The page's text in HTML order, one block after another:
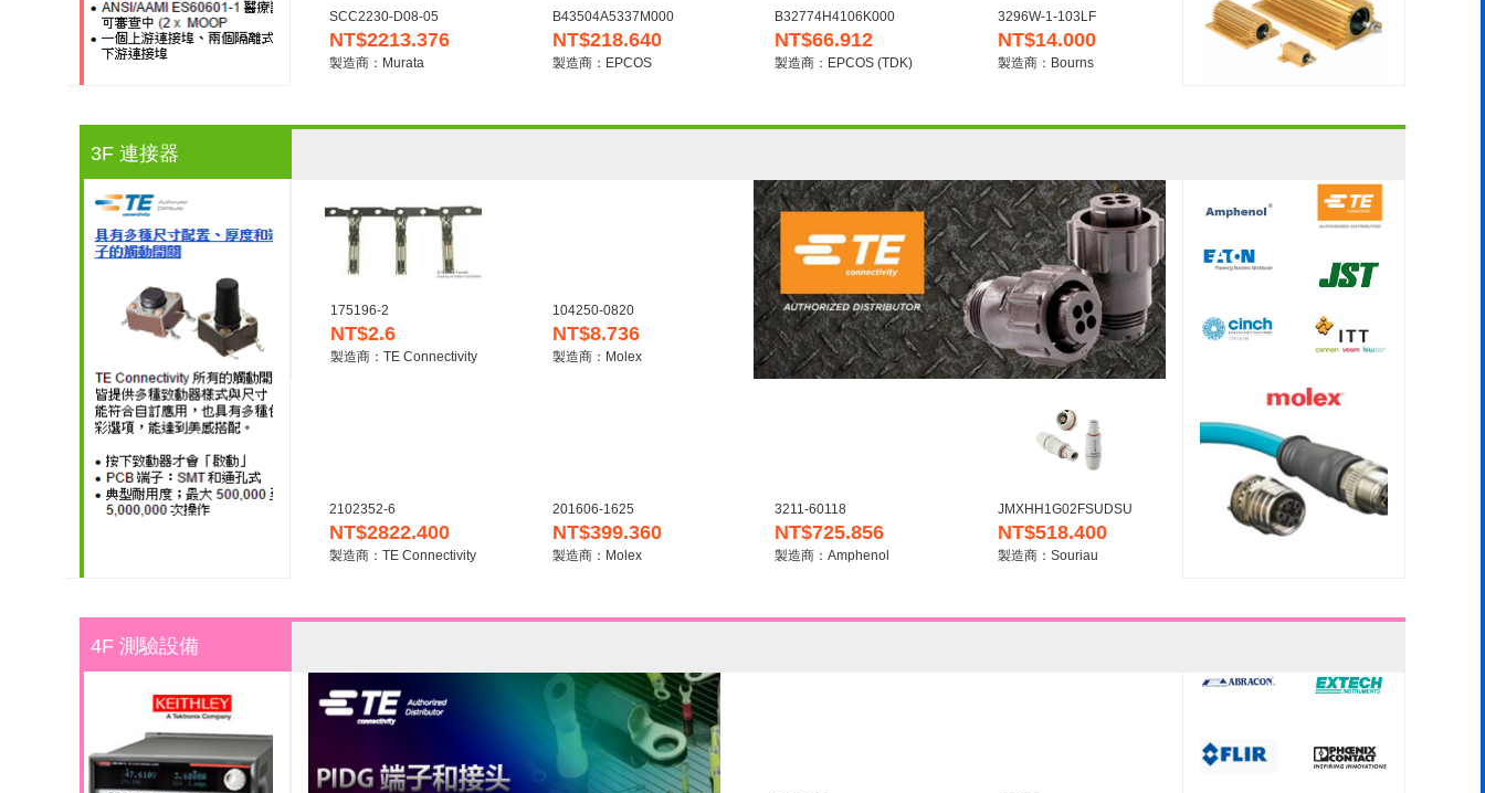
SCC2230-D08-05
NT$2213.376
製造商：Murata
B43504A5337M000
NT$218.640
製造商：EPCOS
B32774H4106K000
NT$66.912
製造商：EPCOS (TDK)
3296W-1-103LF
NT$14.000
製造商：Bourns
3F 連接器
175196-2
NT$2.6
製造商：TE Connectivity
104250-0820
NT$8.736
製造商：Molex
2102352-6
NT$2822.400
製造商：TE Connectivity
201606-1625
NT$399.360
製造商：Molex
3211-60118
NT$725.856
製造商：Amphenol
JMXHH1G02FSUDSU
NT$518.400
製造商：Souriau
4F 測驗設備